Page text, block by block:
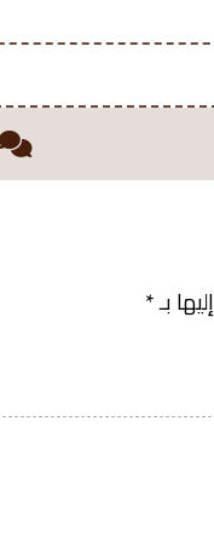
بـ*